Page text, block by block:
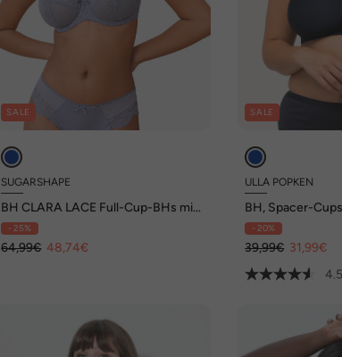
SALE
SUGARSHAPE
BH CLARA LACE Full-Cup-BHs mit
Bügel,Spitze
- 25%
64,99€ 48,74€
SALE
ULLA POPKEN
BH, Spacer-
Mikrofaser, Cup
- 20%
39,99€ 31,99€
4.5